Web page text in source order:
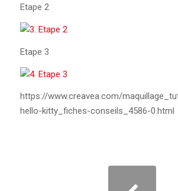
Etape 2
Etape 3
https://www.creavea.com/
hello-kitty_fiches-conseils_4586-0.html